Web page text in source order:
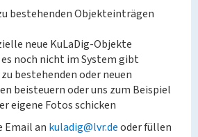
bestehenden Objekteinträgen
neue KuLaDig-Objekte
noch nicht im System gibt
bestehenden oder neuen
beisteuern oder uns zum Beispiel
eigene Fotos schicken
Email an kuladig@lvr.deoder füllen